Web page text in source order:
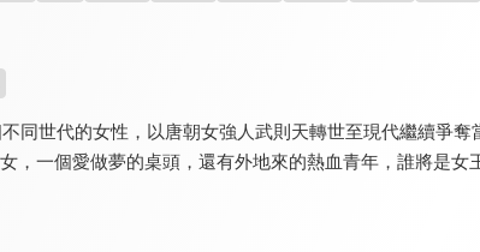
同世代的女性，以唐朝女強人武則天轉世至現代繼續爭
，一個愛做夢的桌頭，還有外地來的熱血青年，誰將是